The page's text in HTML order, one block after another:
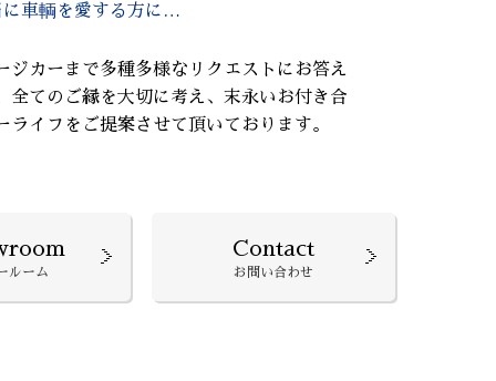
に車輌を愛する方に…
ジカーまで多種多様なリクエストにお答え
全てのご縁を大切に考え、末永いお付き合
ライフをご提案させて頂いております。
ルーム
Contact
お問い合わせ